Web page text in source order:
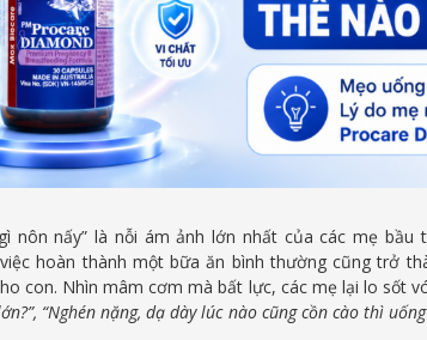
nôn nấy” là nỗi ám ảnh lớn nhất của các mẹ bầu
hoàn thành một bữa ăn bình thường cũng trở
con. Nhìn mâm cơm mà bất lực, các mẹ lại lo sốt
“Nghén nặng, dạ dày lúc nào cũng cồn cào thì